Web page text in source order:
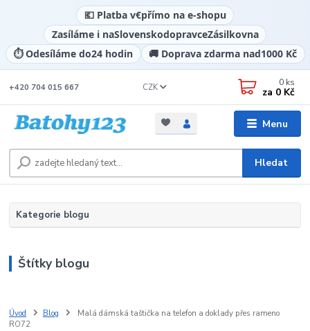
💶 Platba v€přímo na e-shopu
Zasíláme i naSlovenskodopravceZásilkovna
⏱️ Odesíláme do24 hodin 🚚 Doprava zdarma nad1000 Kč
Menu
CZK
Hledat
+420 704 015 667 0 ks
za 0 Kč
Kategorie blogu
Štítky blogu
Úvod Blog
Malá dámská taštička na telefon a doklady přes rameno
RO72